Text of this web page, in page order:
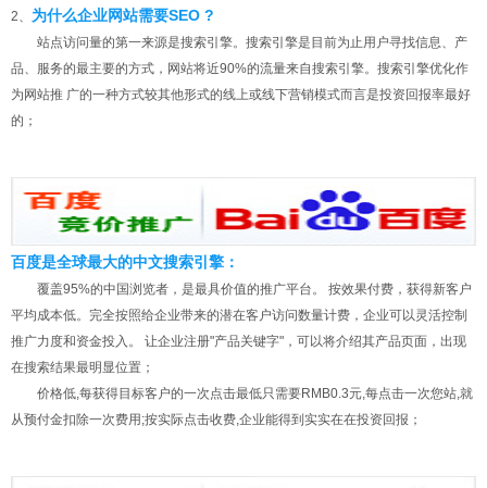
2、 为什么企业网站需要SEO ?
站点访问量的第一来源是搜索引擎。搜索引擎是目前为止用户寻找信息、产
品、服务的最主要的方式，网站将近90%的流量来自搜索引擎。搜索引擎优化作
为网站推 广的一种方式较其他形式的线上或线下营销模式而言是投资回报率最好
的；
百度是全球最大的中文搜索引擎：
覆盖95%的中国浏览者，是最具价值的推广平台。 按效果付费，获得新客户
平均成本低。完全按照给企业带来的潜在客户访问数量计费，企业可以灵活控制
推广力度和资金投入。 让企业注册"产品关键字"，可以将介绍其产品页面，出现
在搜索结果最明显位置；
价格低,每获得目标客户的一次点击最低只需要RMB0.3元,每点击一次您站,就
从预付金扣除一次费用;按实际点击收费,企业能得到实实在在投资回报；